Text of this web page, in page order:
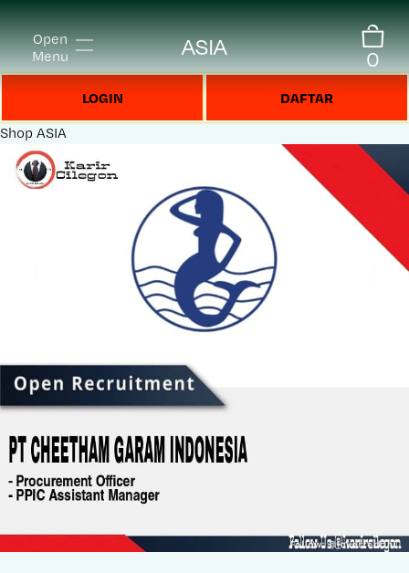
Open
Menu
ASIA 0
LOGIN DAFTAR
Shop ASIA